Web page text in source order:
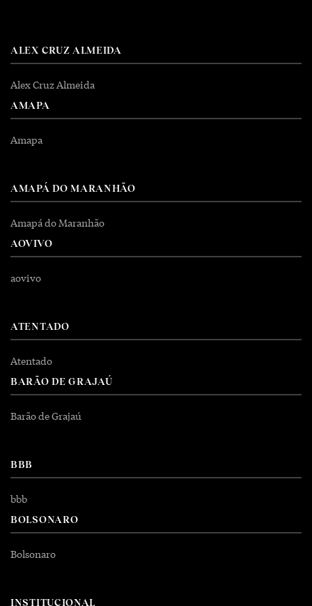
ALEX CRUZ ALMEIDA
Alex Cruz Almeida
AMAPA
Amapa
AMAPÁ DO MARANHÃO
Amapá do Maranhão
AOVIVO
aovivo
ATENTADO
Atentado
BARÃO DE GRAJAÚ
Barão de Grajaú
BBB
bbb
BOLSONARO
Bolsonaro
INSTITUCIONAL